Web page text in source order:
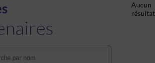
Aucun
résultat